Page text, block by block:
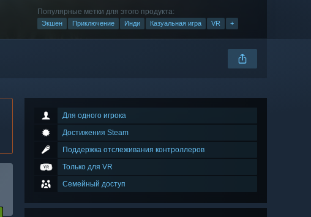
Популярные метки для этого продукта:
Экшен Приключение Инди Казуальная игра VR +
Для одного игрока
Достижения Steam
Поддержка отслеживания контроллеров
Только для VR
Семейный доступ